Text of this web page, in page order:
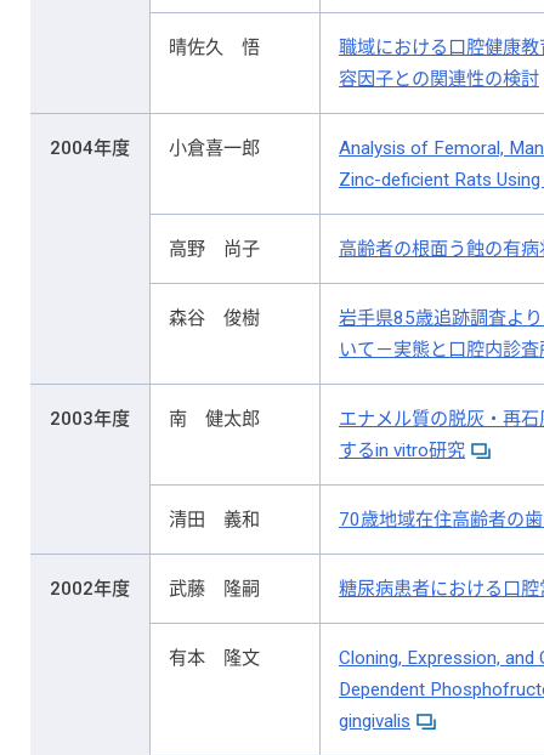
晴佐久 悟
職域における口腔健康
容因子との関連性の検討
2004年度 小倉喜一郎
Analysis of Femoral,
Zinc-deficient Rats
高野 尚子 高齢者の根面う蝕の有
森谷 俊樹
岩手県85歳追跡調査よ
いて－実態と口腔内診
2003年度 南 健太郎
エナメル質の脱灰・再
するin vitro研究
清田 義和 70歳地域在住高齢者の
2002年度 武藤 隆嗣 糖尿病患者における口
有本 隆文
Cloning, Expression,
Dependent
gingivalis